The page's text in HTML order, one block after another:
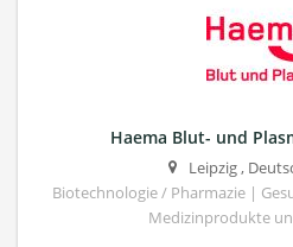
Haema Blut- und
Leipzig,
Biotechnologie / Pharmazie |
Medizinprodukte